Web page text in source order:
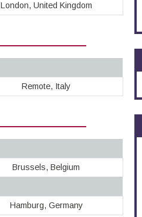
London, United Kingdom
Remote, Italy
Brussels, Belgium
Hamburg, Germany